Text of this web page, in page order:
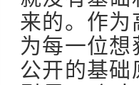
来的。作为
为每一位
公开的基础